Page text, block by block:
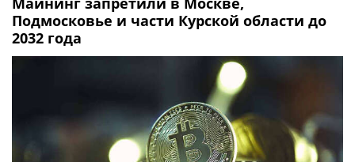
Подмосковье и части Курской области до
2032 года